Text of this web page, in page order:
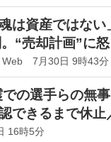
魂は資産ではな
“売却計画”に
い」
Web 7月30日 9時43分
での選手らの無
できるまで休止
16時5分